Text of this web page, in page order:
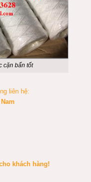
cặn bẩn tốt
liên hệ:
khách hàng!